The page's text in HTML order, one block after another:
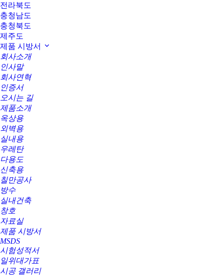
전라북도
충청남도
충청북도
제주도
제품 시방서
회사소개
인사말
회사연혁
인증서
오시는 길
제품소개
옥상용
외벽용
실내용
우레탄
다용도
신축용
칠만공사
방수
실내건축
창호
자료실
제품 시방서
MSDS
시험성적서
일위대가표
시공 갤러리